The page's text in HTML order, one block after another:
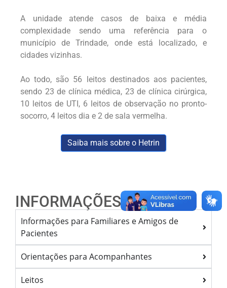
A unidade atende casos de baixa e média
complexidade sendo uma referência para o
município de Trindade, onde está localizado, e
cidades vizinhas.
Ao todo, são 56 leitos destinados aos pacientes,
sendo 23 de clínica médica, 23 de clínica cirúrgica,
10 leitos de UTI, 6 leitos de observação no pronto-
socorro, 4 leitos dia e 2 de sala vermelha.
Saiba mais sobre o Hetrin
INFORMAÇÕES
Informações para Familiares e Amigos de
Pacientes
Orientações para Acompanhantes
Leitos